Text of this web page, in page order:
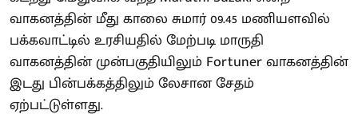
வாகனத்தின் மீது காலை சுமார் 09.45 மணியளவில்
பக்கவாட்டில் உரசியதில் மேற்படி மாருதி
வாகனத்தின் முன்பகுதியிலும் Fortuner வாகனத்தின்
இடது பின்பக்கத்திலும் லேசான சேதம்
ஏற்பட்டுள்ளது.